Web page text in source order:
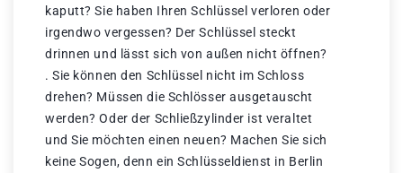
kaputt? Sie haben Ihren Schlüssel verloren oder
irgendwo vergessen? Der Schlüssel steckt
drinnen und lässt sich von außen nicht öffnen?
. Sie können den Schlüssel nicht im Schloss
drehen? Müssen die Schlösser ausgetauscht
werden? Oder der Schließzylinder ist veraltet
und Sie möchten einen neuen? Machen Sie sich
keine Sogen, denn ein Schlüsseldienst in Berlin